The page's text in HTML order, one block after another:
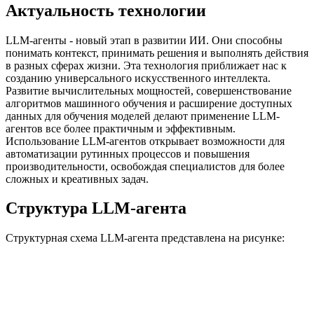
Актуальность технологии
LLM-агенты - новый этап в развитии ИИ. Они способны
понимать контекст, принимать решения и выполнять действия
в разных сферах жизни. Эта технология приближает нас к
созданию универсального искусственного интеллекта.
Развитие вычислительных мощностей, совершенствование
алгоритмов машинного обучения и расширение доступных
данных для обучения моделей делают применение LLM-
агентов все более практичным и эффективным.
Использование LLM-агентов открывает возможности для
автоматизации рутинных процессов и повышения
производительности, освобождая специалистов для более
сложных и креативных задач.
Структура LLM-агента
Структурная схема LLM-агента представлена на рисунке: